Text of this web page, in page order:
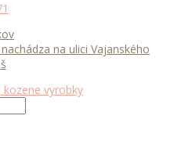
na ulici Vajanského